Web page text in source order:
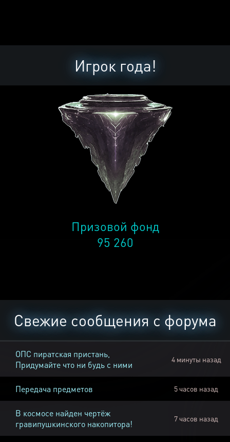
Игрок года!
Призовой фонд
95 260
Свежие сообщения с форума
ОПС пиратская пристань,
Придумайте что ни будь с ними
4 минуты назад
Передача предметов 5 часов назад
В космосе найден чертёж
гравипушкинского накопитора!
7 часов назад